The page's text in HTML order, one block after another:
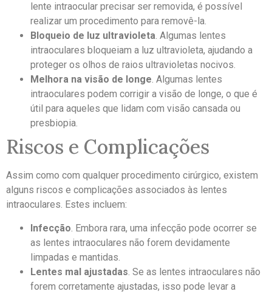
lente intraocular precisar ser removida, é possível
realizar um procedimento para removê-la.
Bloqueio de luz ultravioleta. Algumas lentes
intraoculares bloqueiam a luz ultravioleta, ajudando a
proteger os olhos de raios ultravioletas nocivos.
Melhora na visão de longe. Algumas lentes
intraoculares podem corrigir a visão de longe, o que é
útil para aqueles que lidam com visão cansada ou
presbiopia.
Riscos e Complicações
Assim como com qualquer procedimento cirúrgico, existem
alguns riscos e complicações associados às lentes
intraoculares. Estes incluem:
Infecção. Embora rara, uma infecção pode ocorrer se
as lentes intraoculares não forem devidamente
limpadas e mantidas.
Lentes mal ajustadas. Se as lentes intraoculares não
forem corretamente ajustadas, isso pode levar a